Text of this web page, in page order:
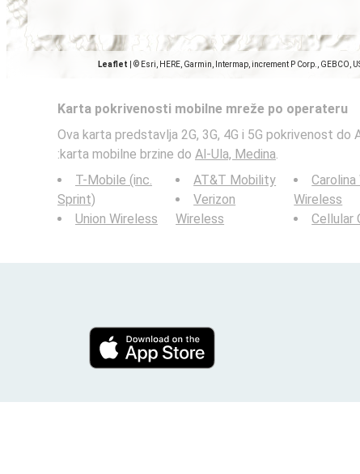
Leaflet © Esri, HERE, Garmin, Intermap, increment P Corp., GEBCO,
Karta pokrivenosti mobilne mreže po operateru
Ova karta predstavlja 2G, 3G, 4G i 5G pokrivenost do
:karta mobilne brzine do Al-Ula, Medina.
T-Mobile (inc.
Sprint)
Union Wireless
AT&T Mobility
Verizon
Wireless
Wireless
Cellular